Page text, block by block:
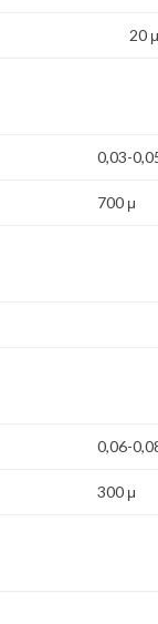
20 μ
0,03-
700 μ
0,06-
300 μ